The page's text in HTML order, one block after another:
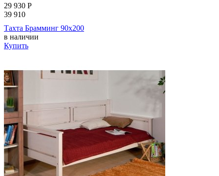
29 930 Р
39 910
Тахта Брамминг 90х200
в наличии
Купить